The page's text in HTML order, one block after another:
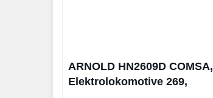
ARNOLD HN2609D COMSA,
Elektrolokomotive 269,